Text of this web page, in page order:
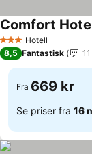
3 StjernerHotell
Comfort
8,5 Fantastisk
Fra 669 kr
Se priser fra 16